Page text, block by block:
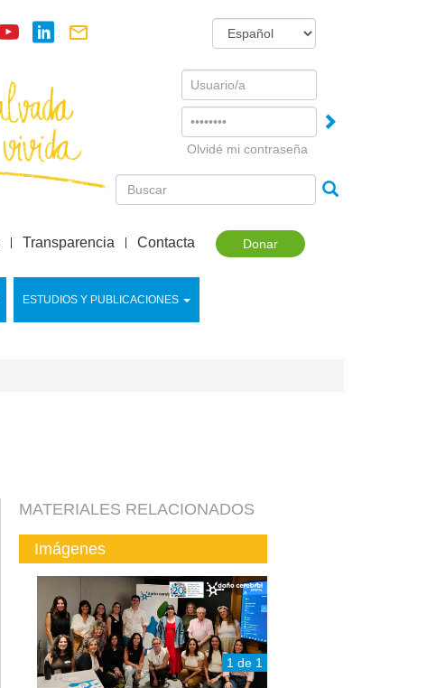
Username
Olvidé mi contraseña
Donar
ESTUDIOS Y PUBLICACIONES
Transparencia Contacta
MATERIALES RELACIONADOS
Imágenes
1 de 1